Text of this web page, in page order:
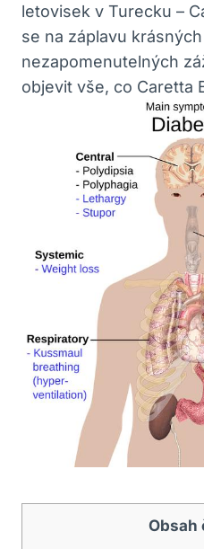
letovisek v Turecku –
se na záplavu
nezapomenutelných
objevit vše, co Caretta
Obsah